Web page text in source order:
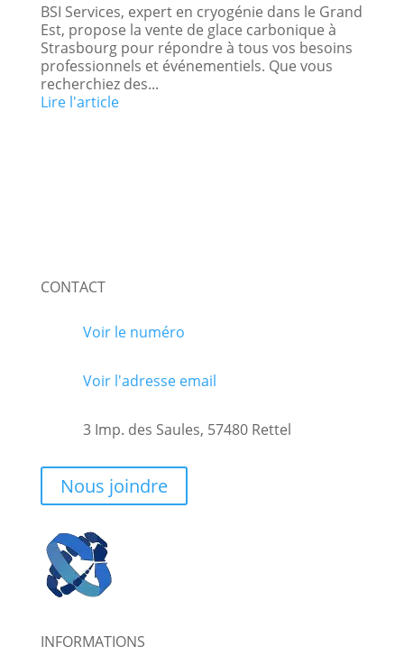
BSI Services, expert en cryogénie dans le Grand
Est, propose la vente de glace carbonique à
Strasbourg pour répondre à tous vos besoins
professionnels et événementiels. Que vous
recherchiez des...
Lire l'article
CONTACT
Voir le numéro
Voir l'adresse email
3 Imp. des Saules, 57480 Rettel
Nous joindre
INFORMATIONS